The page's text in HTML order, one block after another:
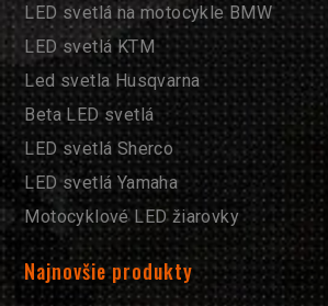
LED svetlá na motocykle BMW
LED svetlá KTM
Led svetla Husqvarna
Beta LED svetlá
LED svetlá Sherco
LED svetlá Yamaha
Motocyklové LED žiarovky
Najnovšie produkty